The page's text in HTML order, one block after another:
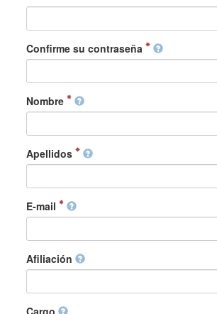
Confirme su contraseña
Nombre
Apellidos
E-mail
Afiliación
Cargo